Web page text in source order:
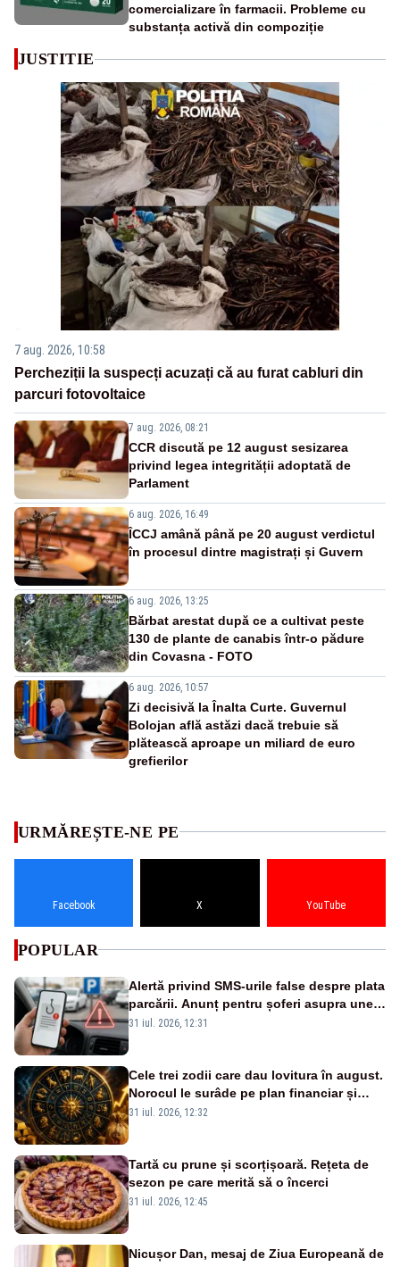
comercializare în farmacii. Probleme cu
substanța activă din compoziție
JUSTITIE
7 aug. 2026, 10:58
Percheziții la suspecți acuzați că au furat cabluri din
parcuri fotovoltaice
7 aug. 2026, 08:21
CCR discută pe 12 august sesizarea
privind legea integrității adoptată de
Parlament
6 aug. 2026, 16:49
ÎCCJ amână până pe 20 august verdictul
în procesul dintre magistrați și Guvern
6 aug. 2026, 13:25
Bărbat arestat după ce a cultivat peste
130 de plante de canabis într-o pădure
din Covasna - FOTO
6 aug. 2026, 10:57
Zi decisivă la Înalta Curte. Guvernul
Bolojan află astăzi dacă trebuie să
plătească aproape un miliard de euro
grefierilor
URMĂREȘTE-NE PE
Facebook X YouTube
POPULAR
Alertă privind SMS-urile false despre plata
parcării. Anunț pentru șoferi asupra unei
noi metode de fraudă online
31 iul. 2026, 12:31
Cele trei zodii care dau lovitura în august.
Norocul le surâde pe plan financiar și
profesional
31 iul. 2026, 12:32
Tartă cu prune și scorțișoară. Rețeta de
sezon pe care merită să o încerci
31 iul. 2026, 12:45
Nicușor Dan, mesaj de Ziua Europeană de